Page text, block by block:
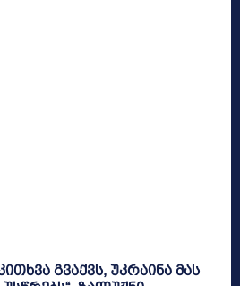
გვაქვს, უკრაინა მას